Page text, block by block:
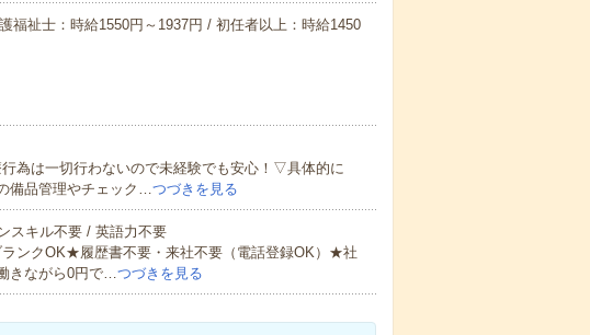
福祉士：時給1550円～1937円 / 初任者以上：時給1450
為は一切行わないので未経験でも安心！▽具体的に
備品管理やチェック…つづきを見る
スキル不要 / 英語力不要
ンクOK★履歴書不要・来社不要（電話登録OK）★社
きながら0円で…つづきを見る